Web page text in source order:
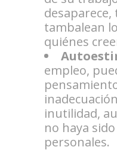
tambalean
quiénes
empleo,
inutilidad,
no haya
personales.